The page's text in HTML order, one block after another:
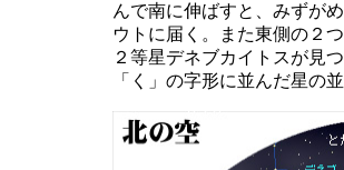
んで南に伸ばすと、みずが
ウトに届く。また東側の２
２等星デネブカイトスが見
「く」の字形に並んだ星の